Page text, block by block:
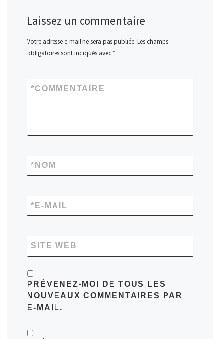
Laissez un commentaire
Votre adresse e-mail ne sera pas publiée. Les champs
obligatoires sont indiqués avec *
COMMENTAIRE
*
NOM
*
E-MAIL
*
SITE WEB
PRÉVENEZ-MOI DE TOUS LES
NOUVEAUX COMMENTAIRES PAR
E-MAIL.